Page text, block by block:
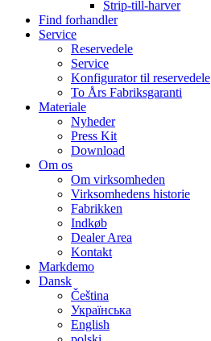
Strip-till-harver
Find forhandler
Service
Reservedele
Service
Konfigurator til reservedele
To Års Fabriksgaranti
Materiale
Nyheder
Press Kit
Download
Om os
Om virksomheden
Virksomhedens historie
Fabrikken
Indkøb
Dealer Area
Kontakt
Markdemo
Dansk
Čeština
Українська
English